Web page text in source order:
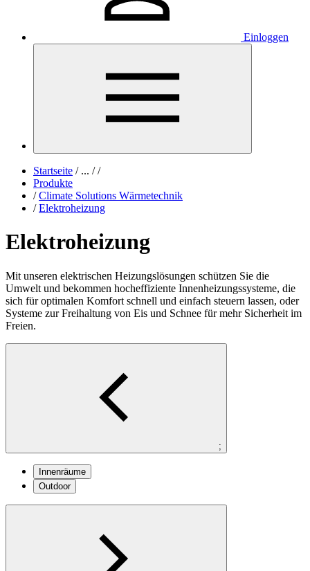
Einloggen
Startseite /... / /
Produkte
/ Climate Solutions Wärmetechnik
/ Elektroheizung
Elektroheizung
Mit unseren elektrischen Heizungslösungen schützen Sie die
Umwelt und bekommen hocheffiziente Innenheizungssysteme, die
sich für optimalen Komfort schnell und einfach steuern lassen, oder
Systeme zur Freihaltung von Eis und Schnee für mehr Sicherheit im
Freien.
;
Innenräume
Outdoor